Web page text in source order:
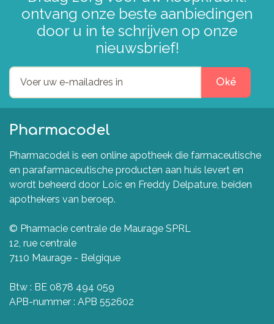
ontvang onze beste aanbiedingen
door u in te schrijven op onze
nieuwsbrief!
Oké
Pharmacodel
Pharmacodel is een online apotheek die farmaceutische
en parafarmaceutische producten aan huis levert en
wordt beheerd door Loïc en Freddy Delpature, beiden
apothekers van beroep.
© Pharmacie centrale de Maurage SPRL
12, rue centrale
7110 Maurage - Belgique
Btw : BE 0878 494 059
APB-nummer : APB 552602